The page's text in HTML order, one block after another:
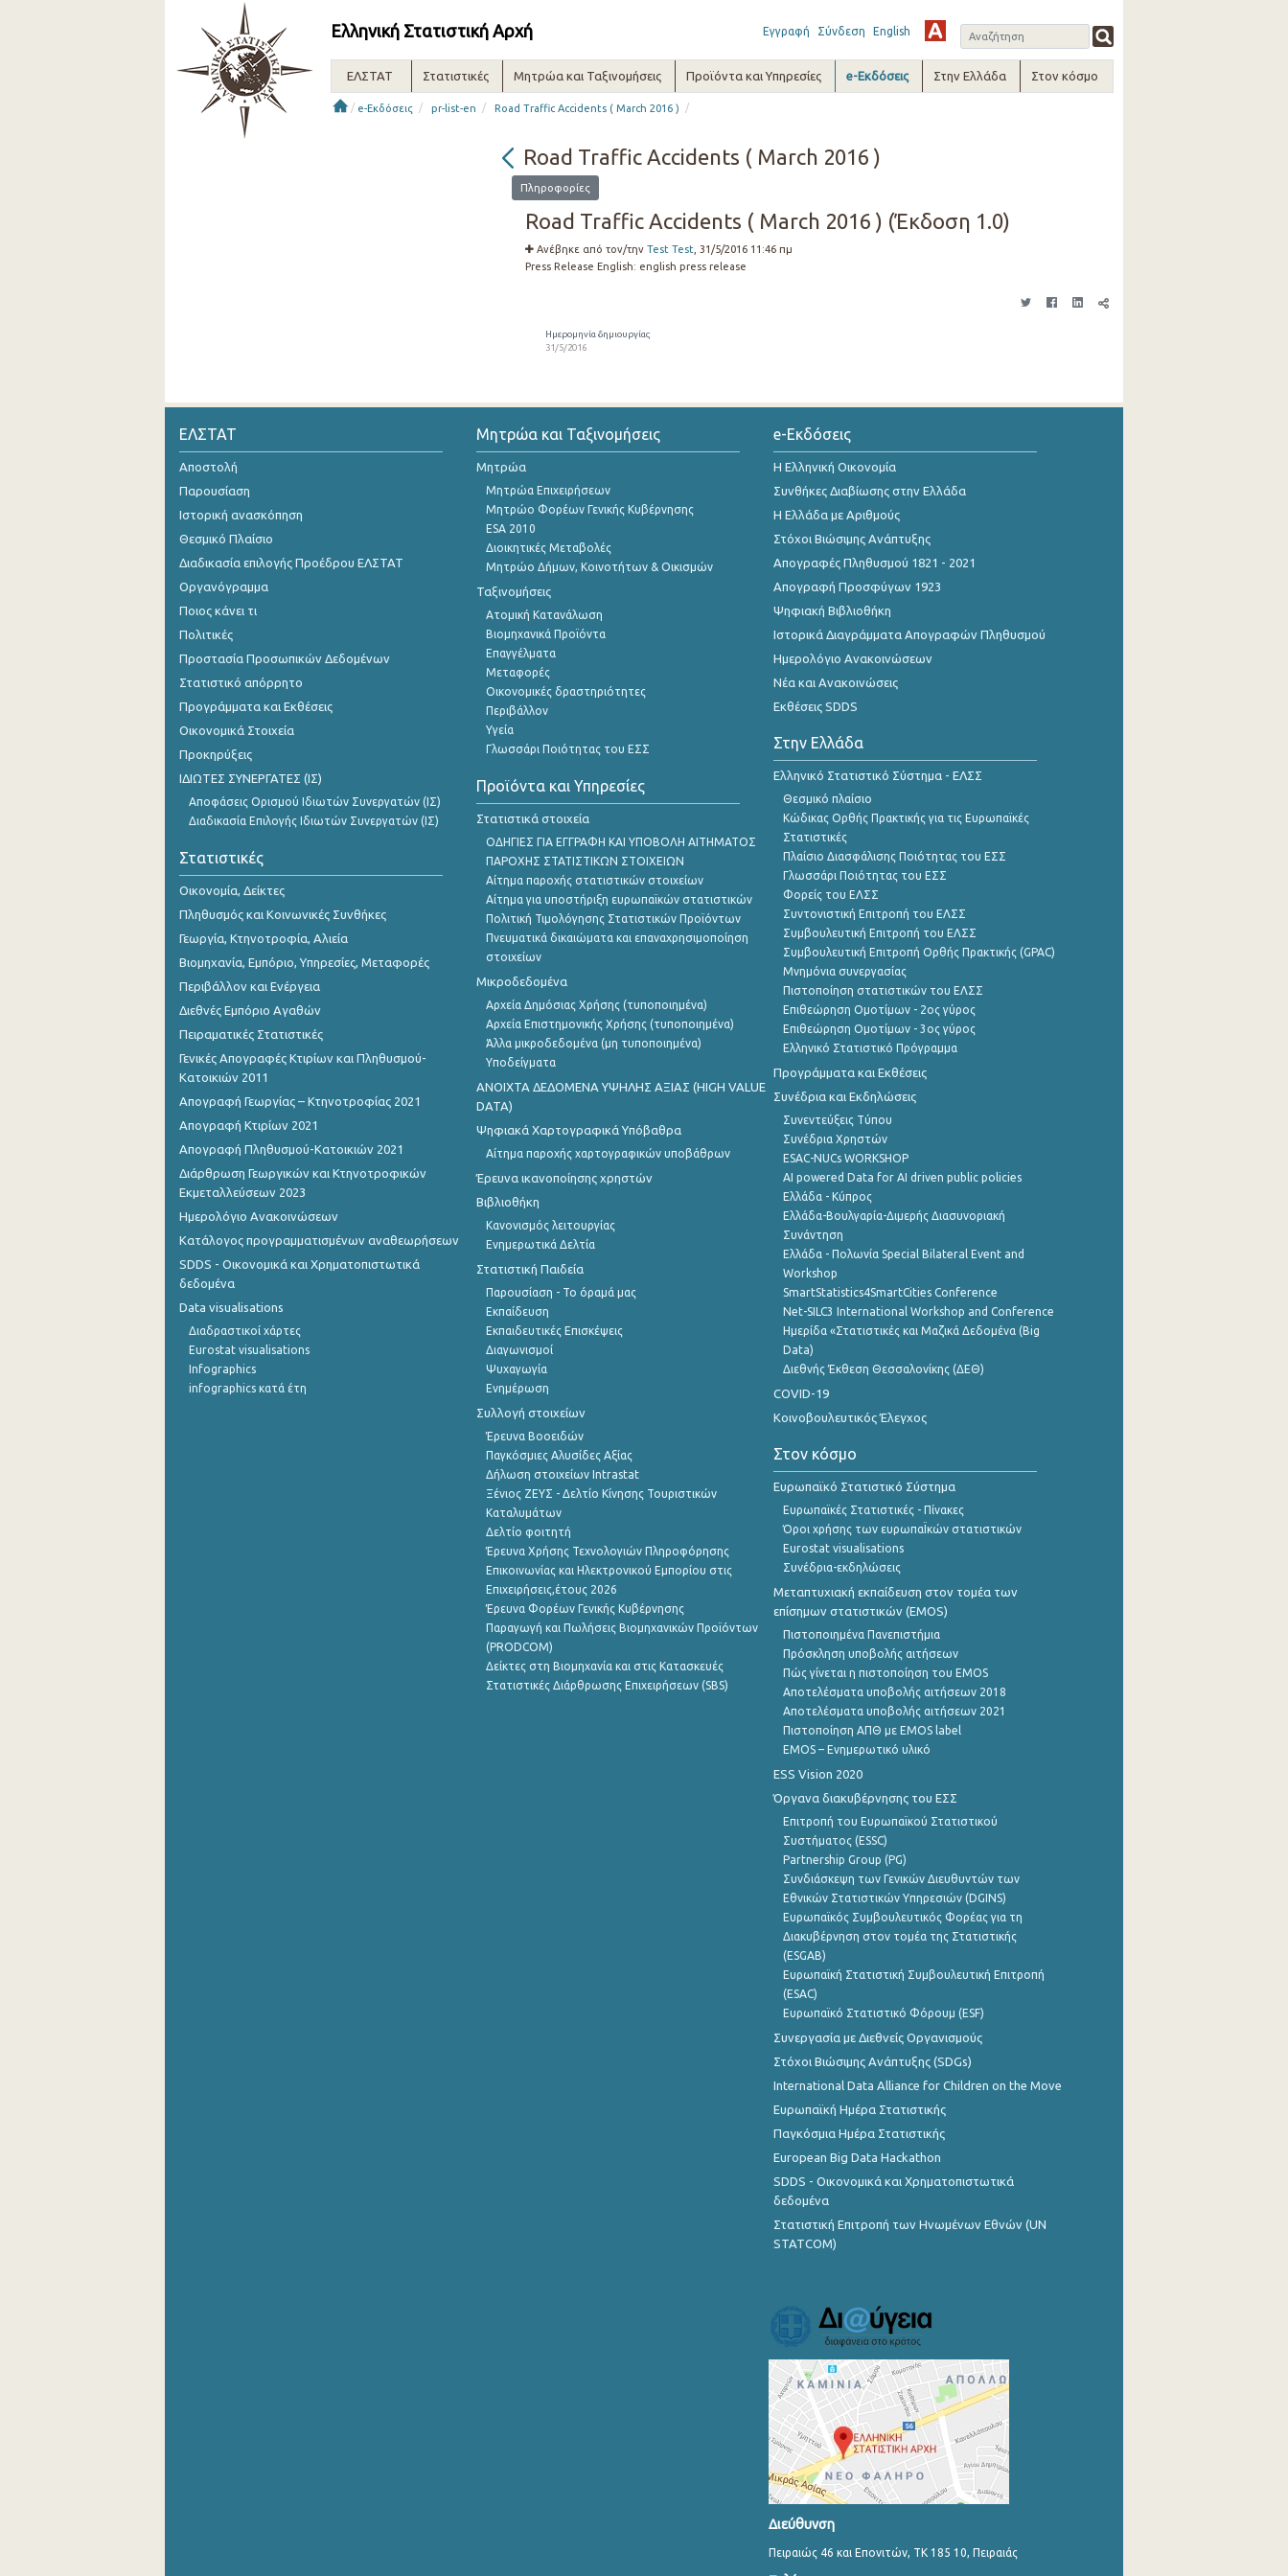
Ελληνική Στατιστική Αρχή Εγγραφή Σύνδεση English
ΕΛΣΤΑΤ Στατιστικές Μητρώα και Ταξινομήσεις Προϊόντα και Υπηρεσίες e-Εκδόσεις Στην Ελλάδα Στον κόσμο
/ e-Εκδόσεις / pr-list-en / Road Traffic Accidents ( March 2016 ) /
Road Traffic Accidents ( March 2016 )
Πληροφορίες
Road Traffic Accidents ( March 2016 ) (Έκδοση 1.0)
Ανέβηκε από τον/τηνTest Test , 31/5/2016 11:46 πμ
Press Release English: english press release
Ημερομηνία δημιουργίας
31/5/2016
ΕΛΣΤΑΤ
Αποστολή
Παρουσίαση
Ιστορική ανασκόπηση
Θεσμικό Πλαίσιο
Διαδικασία επιλογής Προέδρου ΕΛΣΤΑΤ
Οργανόγραμμα
Ποιος κάνει τι
Πολιτικές
Προστασία Προσωπικών Δεδομένων
Στατιστικό απόρρητο
Προγράμματα και Εκθέσεις
Οικονομικά Στοιχεία
Προκηρύξεις
ΙΔΙΩΤΕΣ ΣΥΝΕΡΓΑΤΕΣ (ΙΣ)
Αποφάσεις Ορισμού Ιδιωτών Συνεργατών (ΙΣ)
Διαδικασία Επιλογής Ιδιωτών Συνεργατών (ΙΣ)
Στατιστικές
Οικονομία, Δείκτες
Πληθυσμός και Κοινωνικές Συνθήκες
Γεωργία, Κτηνοτροφία, Αλιεία
Βιομηχανία, Εμπόριο, Υπηρεσίες, Μεταφορές
Περιβάλλον και Ενέργεια
Διεθνές Εμπόριο Αγαθών
Πειραματικές Στατιστικές
Γενικές Απογραφές Κτιρίων και Πληθυσμού-
Κατοικιών 2011
Απογραφή Γεωργίας – Κτηνοτροφίας 2021
Απογραφή Κτιρίων 2021
Απογραφή Πληθυσμού-Κατοικιών 2021
Διάρθρωση Γεωργικών και Κτηνοτροφικών
Εκμεταλλεύσεων 2023
Ημερολόγιο Ανακοινώσεων
Κατάλογος προγραμματισμένων αναθεωρήσεων
SDDS - Οικονομικά και Χρηματοπιστωτικά
δεδομένα
Data visualisations
Διαδραστικοί χάρτες
Eurostat visualisations
Infographics
infographics κατά έτη
Μητρώα και Ταξινομήσεις
Μητρώα
Μητρώα Επιχειρήσεων
Μητρώο Φορέων Γενικής Κυβέρνησης
ESA 2010
Διοικητικές Μεταβολές
Μητρώο Δήμων, Κοινοτήτων & Οικισμών
Ταξινομήσεις
Ατομική Κατανάλωση
Βιομηχανικά Προϊόντα
Επαγγέλματα
Μεταφορές
Οικονομικές δραστηριότητες
Περιβάλλον
Υγεία
Γλωσσάρι Ποιότητας του ΕΣΣ
Προϊόντα και Υπηρεσίες
Στατιστικά στοιχεία
ΟΔΗΓΙΕΣ ΓΙΑ ΕΓΓΡΑΦΗ ΚΑΙ ΥΠΟΒΟΛΗ ΑΙΤΗΜΑΤΟΣ
ΠΑΡΟΧΗΣ ΣΤΑΤΙΣΤΙΚΩΝ ΣΤΟΙΧΕΙΩΝ
Αίτημα παροχής στατιστικών στοιχείων
Αίτημα για υποστήριξη ευρωπαϊκών στατιστικών
Πολιτική Τιμολόγησης Στατιστικών Προϊόντων
Πνευματικά δικαιώματα και επαναχρησιμοποίηση
στοιχείων
Μικροδεδομένα
Αρχεία Δημόσιας Χρήσης (τυποποιημένα)
Αρχεία Επιστημονικής Χρήσης (τυποποιημένα)
Άλλα μικροδεδομένα (μη τυποποιημένα)
Υποδείγματα
ANOIXTA ΔΕΔΟΜΕΝΑ ΥΨΗΛΗΣ ΑΞΙΑΣ (HIGH VALUE
DATA)
Ψηφιακά Χαρτογραφικά Υπόβαθρα
Αίτημα παροχής χαρτογραφικών υποβάθρων
Έρευνα ικανοποίησης χρηστών
Βιβλιοθήκη
Κανονισμός λειτουργίας
Ενημερωτικά Δελτία
Στατιστική Παιδεία
Παρουσίαση - Το όραμά μας
Εκπαίδευση
Εκπαιδευτικές Επισκέψεις
Διαγωνισμοί
Ψυχαγωγία
Ενημέρωση
Συλλογή στοιχείων
Έρευνα Βοοειδών
Παγκόσμιες Αλυσίδες Αξίας
Δήλωση στοιχείων Intrastat
Ξένιος ΖΕΥΣ - Δελτίο Κίνησης Τουριστικών
Καταλυμάτων
Δελτίο φοιτητή
Έρευνα Χρήσης Τεχνολογιών Πληροφόρησης
Επικοινωνίας και Ηλεκτρονικού Εμπορίου στις
Επιχειρήσεις,έτους 2026
Έρευνα Φορέων Γενικής Κυβέρνησης
Παραγωγή και Πωλήσεις Βιομηχανικών Προϊόντων
(PRODCOM)
Δείκτες στη Βιομηχανία και στις Κατασκευές
Στατιστικές Διάρθρωσης Επιχειρήσεων (SBS)
e-Εκδόσεις
Η Ελληνική Οικονομία
Συνθήκες Διαβίωσης στην Ελλάδα
Η Ελλάδα με Αριθμούς
Στόχοι Βιώσιμης Ανάπτυξης
Απογραφές Πληθυσμού 1821 - 2021
Απογραφή Προσφύγων 1923
Ψηφιακή Βιβλιοθήκη
Ιστορικά Διαγράμματα Απογραφών Πληθυσμού
Ημερολόγιο Ανακοινώσεων
Νέα και Ανακοινώσεις
Εκθέσεις SDDS
Στην Ελλάδα
Ελληνικό Στατιστικό Σύστημα - ΕΛΣΣ
Θεσμικό πλαίσιο
Κώδικας Ορθής Πρακτικής για τις Ευρωπαϊκές
Στατιστικές
Πλαίσιο Διασφάλισης Ποιότητας του ΕΣΣ
Γλωσσάρι Ποιότητας του ΕΣΣ
Φορείς του ΕΛΣΣ
Συντονιστική Επιτροπή του ΕΛΣΣ
Συμβουλευτική Επιτροπή του ΕΛΣΣ
Συμβουλευτική Επιτροπή Ορθής Πρακτικής (GPAC)
Μνημόνια συνεργασίας
Πιστοποίηση στατιστικών του ΕΛΣΣ
Επιθεώρηση Ομοτίμων - 2ος γύρος
Επιθεώρηση Ομοτίμων - 3ος γύρος
Ελληνικό Στατιστικό Πρόγραμμα
Προγράμματα και Εκθέσεις
Συνέδρια και Εκδηλώσεις
Συνεντεύξεις Τύπου
Συνέδρια Χρηστών
ESAC-NUCs WORKSHOP
AI powered Data for AI driven public policies
Ελλάδα - Κύπρος
Ελλάδα-Βουλγαρία-Διμερής Διασυνοριακή
Συνάντηση
Ελλάδα - Πολωνία Special Bilateral Event and
Workshop
SmartStatistics4SmartCities Conference
Net-SILC3 International Workshop and Conference
Ημερίδα «Στατιστικές και Μαζικά Δεδομένα (Big
Data)
Διεθνής Έκθεση Θεσσαλονίκης (ΔΕΘ)
COVID-19
Κοινοβουλευτικός Έλεγχος
Στον κόσμο
Ευρωπαϊκό Στατιστικό Σύστημα
Ευρωπαϊκές Στατιστικές - Πίνακες
Όροι χρήσης των ευρωπαΪκών στατιστικών
Eurostat visualisations
Συνέδρια-εκδηλώσεις
Μεταπτυχιακή εκπαίδευση στον τομέα των
επίσημων στατιστικών (EMOS)
Πιστοποιημένα Πανεπιστήμια
Πρόσκληση υποβολής αιτήσεων
Πώς γίνεται η πιστοποίηση του EMOS
Αποτελέσματα υποβολής αιτήσεων 2018
Αποτελέσματα υποβολής αιτήσεων 2021
Πιστοποίηση ΑΠΘ με EMOS label
EMOS – Ενημερωτικό υλικό
ESS Vision 2020
Όργανα διακυβέρνησης του ΕΣΣ
Επιτροπή του Ευρωπαϊκού Στατιστικού
Συστήματος (ESSC)
Partnership Group (PG)
Συνδιάσκεψη των Γενικών Διευθυντών των
Εθνικών Στατιστικών Υπηρεσιών (DGINS)
Ευρωπαϊκός Συμβουλευτικός Φορέας για τη
Διακυβέρνηση στον τομέα της Στατιστικής
(ESGAB)
Ευρωπαϊκή Στατιστική Συμβουλευτική Επιτροπή
(ESAC)
Ευρωπαϊκό Στατιστικό Φόρουμ (ESF)
Συνεργασία με Διεθνείς Οργανισμούς
Στόχοι Βιώσιμης Ανάπτυξης (SDGs)
International Data Alliance for Children on the Move
Ευρωπαϊκή Ημέρα Στατιστικής
Παγκόσμια Ημέρα Στατιστικής
European Big Data Hackathon
SDDS - Οικονομικά και Χρηματοπιστωτικά
δεδομένα
Στατιστική Επιτροπή των Ηνωμένων Εθνών (UN
STATCOM)
Διεύθυνση
Πειραιώς 46 και Επονιτών, ΤΚ 185 10, Πειραιάς